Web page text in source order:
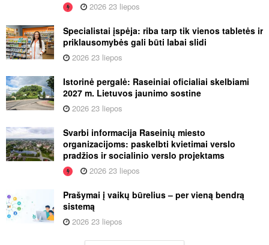
2026 23 liepos
Specialistai įspėja: riba tarp tik vienos tabletės ir
priklausomybės gali būti labai slidi
2026 23 liepos
Istorinė pergalė: Raseiniai oficialiai skelbiami
2027 m. Lietuvos jaunimo sostine
2026 23 liepos
Svarbi informacija Raseinių miesto
organizacijoms: paskelbti kvietimai verslo
pradžios ir socialinio verslo projektams
2026 23 liepos
Prašymai į vaikų būrelius – per vieną bendrą
sistemą
2026 23 liepos